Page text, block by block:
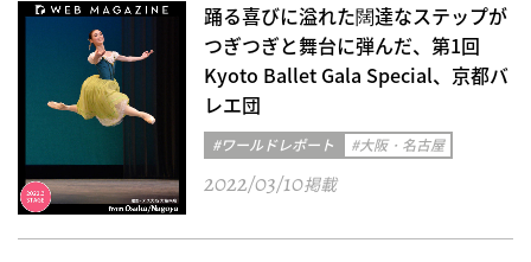
踊る喜びに溢れた闊達なステップが
つぎつぎと舞台に弾んだ、第1回
Kyoto Ballet Gala Special、京都バ
レエ団
#ワールドレポート #大阪・名古屋
2022/03/10掲載